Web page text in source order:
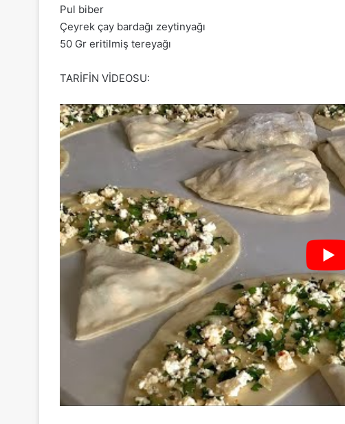
Pul biber
Çeyrek çay bardağı zeytinyağı
50 Gr eritilmiş tereyağı
TARİFİN VİDEOSU: